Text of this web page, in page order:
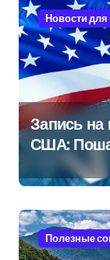
Новости
Запись на
США:
Полезные